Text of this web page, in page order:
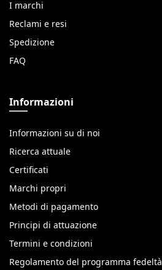
I marchi
Reclami e resi
Spedizione
FAQ
Informazioni
Informazioni su di noi
Ricerca attuale
Certificati
Marchi propri
Metodi di pagamento
Principi di attuazione
Termini e condizioni
Regolamento del programma fedeltà